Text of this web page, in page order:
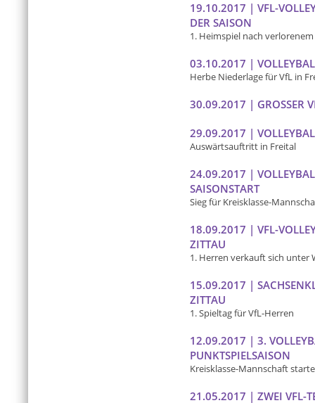
19.10.2017 | VFL-
DER SAISON
1. Heimspiel nach
03.10.2017 |
Herbe Niederlage für VfL in
30.09.2017 | GROSSER
29.09.2017 |
Auswärtsauftritt in Freital
24.09.2017 |
SAISONSTART
Sieg für Kreisklasse-
18.09.2017 | VFL-
ZITTAU
1. Herren verkauft sich unter
15.09.2017 |
ZITTAU
1. Spieltag für VfL-Herren
12.09.2017 | 3.
PUNKTSPIELSAISON
Kreisklasse-Mannschaft
21.05.2017 | ZWEI VFL-